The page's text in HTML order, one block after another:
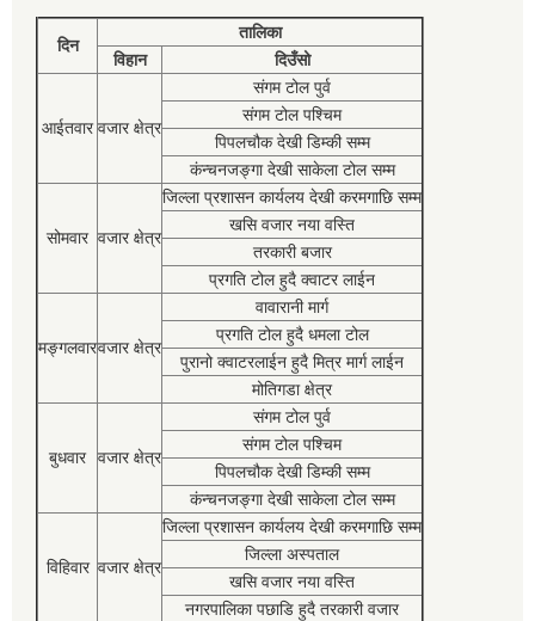
दिन
तालिका
विहान
दिउँसो
आईतवार वजार क्षेत्र
संगम टोल पुर्व
संगम टोल पश्चिम
पिपलचौक देखी डिम्की सम्म
कंन्चनजङ्गा देखी साकेला टोल सम्म
सोमवार वजार क्षेत्र
जिल्ला प्रशासन कार्यलय देखी करमगाछि सम्म
खसि वजार नया वस्ति
तरकारी बजार
प्रगति टोल हुदै क्वाटर लाईन
मङ्गलवारवजार क्षेत्र
वावारानी मार्ग
प्रगति टोल हुदै धमला टोल
पुरानो क्वाटरलाईन हुदै मित्र मार्ग लाईन
मोतिगडा क्षेत्र
बुधवार वजार क्षेत्र
संगम टोल पुर्व
संगम टोल पश्चिम
पिपलचौक देखी डिम्की सम्म
कंन्चनजङ्गा देखी साकेला टोल सम्म
विहिवार वजार क्षेत्र
जिल्ला प्रशासन कार्यलय देखी करमगाछि सम्म
जिल्ला अस्पताल
खसि वजार नया वस्ति
नगरपालिका पछाडि हुदै तरकारी वजार